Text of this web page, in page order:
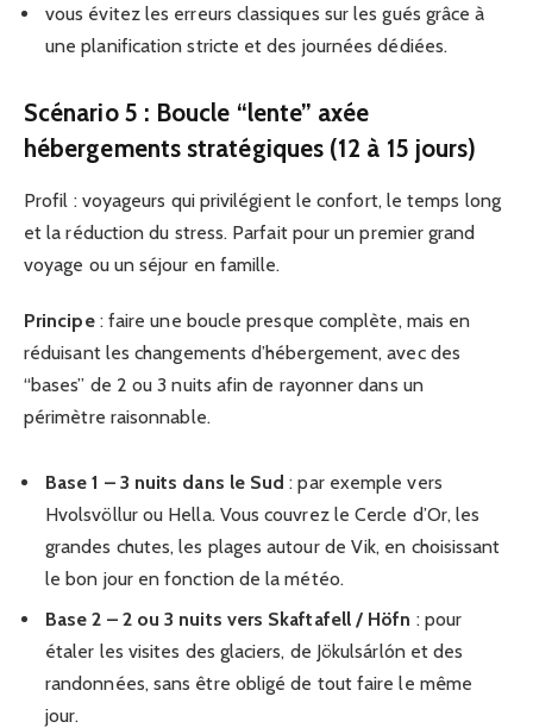
vous évitez les erreurs classiques sur les gués grâce à
une planification stricte et des journées dédiées.
Scénario 5 : Boucle “lente” axée
hébergements stratégiques (12 à 15 jours)
Profil : voyageurs qui privilégient le confort, le temps long
et la réduction du stress. Parfait pour un premier grand
voyage ou un séjour en famille.
Principe: faire une boucle presque complète, mais en
réduisant les changements d’hébergement, avec des
“bases” de 2 ou 3 nuits afin de rayonner dans un
périmètre raisonnable.
Base 1 – 3 nuits dans le Sud : par exemple vers
Hvolsvöllur ou Hella. Vous couvrez le Cercle d’Or, les
grandes chutes, les plages autour de Vik, en choisissant
le bon jour en fonction de la météo.
Base 2 – 2 ou 3 nuits vers Skaftafell / Höfn : pour
étaler les visites des glaciers, de Jökulsárlón et des
randonnées, sans être obligé de tout faire le même
jour.